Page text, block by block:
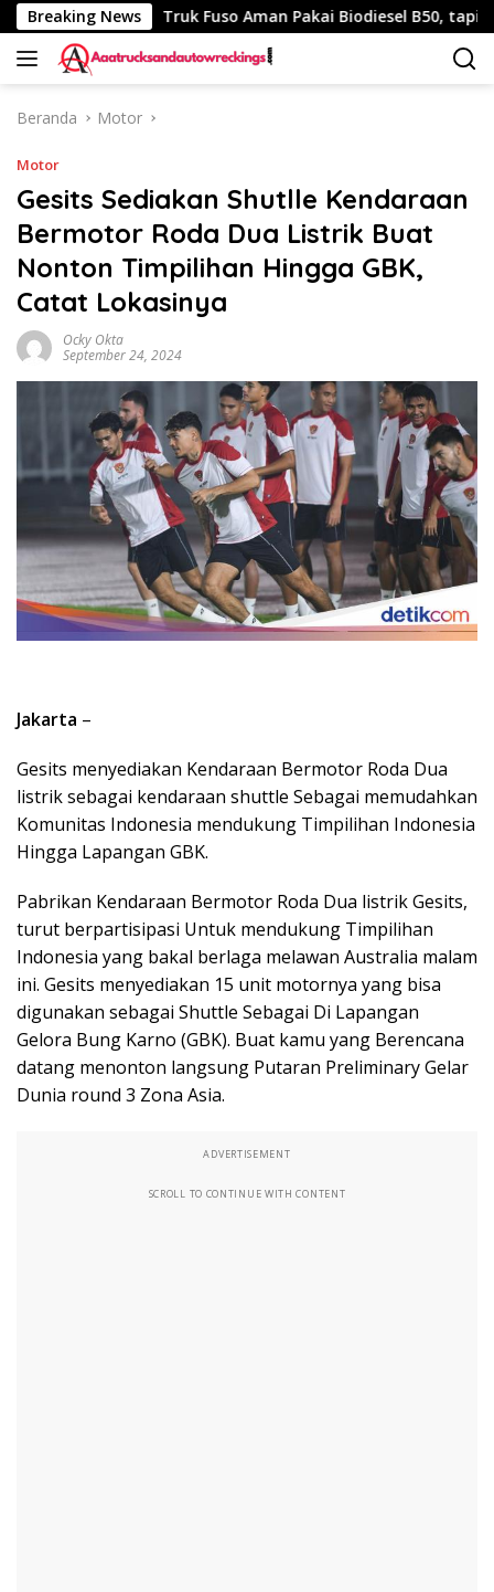
Langsung
ke
konten
Breaking News
Km Truk Fuso Aman Pakai Biodiesel B50, tapi Ada
Beranda Motor
Motor
Gesits Sediakan Shutlle Kendaraan
Bermotor Roda Dua Listrik Buat
Nonton Timpilihan Hingga GBK,
Catat Lokasinya
Ocky Okta
September 24, 2024
Jakarta –
Gesits menyediakan Kendaraan Bermotor Roda Dua
listrik sebagai kendaraan shuttle Sebagai memudahkan
Komunitas Indonesia mendukung Timpilihan Indonesia
Hingga Lapangan GBK.
Pabrikan Kendaraan Bermotor Roda Dua listrik Gesits,
turut berpartisipasi Untuk mendukung Timpilihan
Indonesia yang bakal berlaga melawan Australia malam
ini. Gesits menyediakan 15 unit motornya yang bisa
digunakan sebagai Shuttle Sebagai Di Lapangan
Gelora Bung Karno (GBK). Buat kamu yang Berencana
datang menonton langsung Putaran Preliminary Gelar
Dunia round 3 Zona Asia.
ADVERTISEMENT
SCROLL TO CONTINUE WITH CONTENT